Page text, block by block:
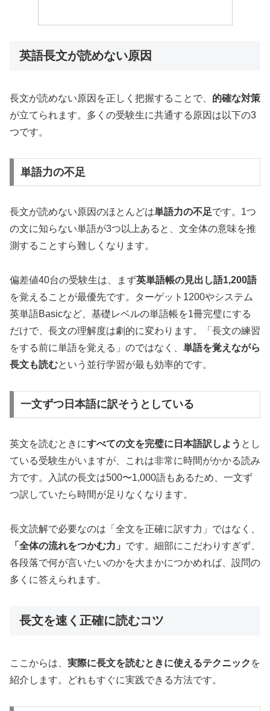
英語長文が読めない原因
長文が読めない原因を正しく把握することで、 的確な対策
が立てられます。多くの受験生に共通する原因は以下の3
つです。
単語力の不足
長文が読めない原因のほとんどは単語力の不足です。1つ
の文に知らない単語が3つ以上あると、文全体の意味を推
測することすら難しくなります。
偏差値40台の受験生は、まず英単語帳の見出し語1,200語
を覚えることが最優先です。ターゲット1200やシステム
英単語Basicなど、基礎レベルの単語帳を1冊完璧にする
だけで、長文の理解度は劇的に変わります。「長文の練習
をする前に単語を覚える」のではなく、 単語を覚えながら
長文も読むという並行学習が最も効率的です。
一文ずつ日本語に訳そうとしている
英文を読むときにすべての文を完璧に日本語訳しよう とし
ている受験生がいますが、これは非常に時間がかかる読み
方です。入試の長文は500〜1,000語もあるため、一文ず
つ訳していたら時間が足りなくなります。
長文読解で必要なのは「全文を正確に訳す力」ではなく、
「全体の流れをつかむ力」 です。細部にこだわりすぎず、
各段落で何が言いたいのかを大まかにつかめれば、設問の
多くに答えられます。
長文を速く正確に読むコツ
ここからは、 実際に長文を読むときに使えるテクニック を
紹介します。どれもすぐに実践できる方法です。